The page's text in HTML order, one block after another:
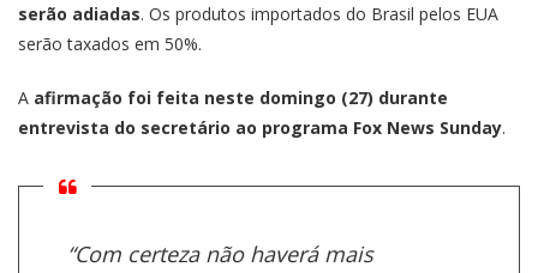
serão adiadas. Os produtos importados do Brasil pelos EUA
serão taxados em 50%.
A afirmação foi feita neste domingo (27) durante
entrevista do secretário ao programa Fox News Sunday.
“Com certeza não haverá mais